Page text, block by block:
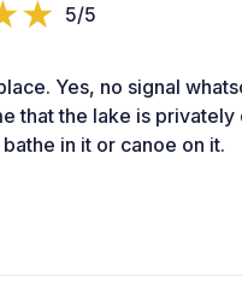
5/5
Yes, no signal
that the lake is
in it or canoe on it.